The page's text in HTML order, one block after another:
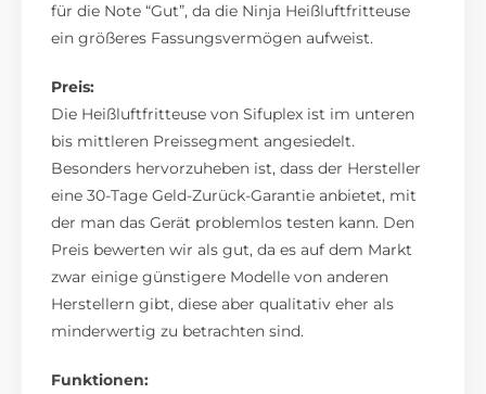
für die Note “Gut”, da die Ninja Heißluftfritteuse
ein größeres Fassungsvermögen aufweist.
Preis:
Die Heißluftfritteuse von Sifuplex ist im unteren
bis mittleren Preissegment angesiedelt.
Besonders hervorzuheben ist, dass der Hersteller
eine 30-Tage Geld-Zurück-Garantie anbietet, mit
der man das Gerät problemlos testen kann. Den
Preis bewerten wir als gut, da es auf dem Markt
zwar einige günstigere Modelle von anderen
Herstellern gibt, diese aber qualitativ eher als
minderwertig zu betrachten sind.
Funktionen: